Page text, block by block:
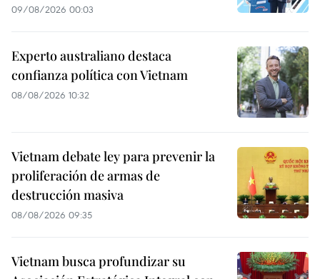
09/08/2026 00:03
Experto australiano destaca
confianza política con Vietnam
08/08/2026 10:32
Vietnam debate ley para prevenir la
proliferación de armas de
destrucción masiva
08/08/2026 09:35
Vietnam busca profundizar su